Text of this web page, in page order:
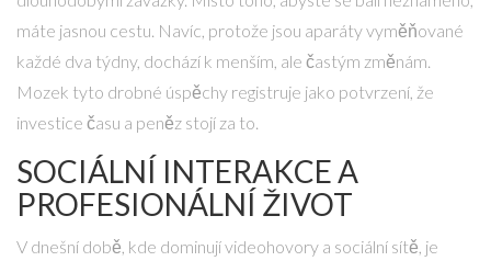
máte jasnou cestu. Navíc, protože jsou aparáty vyměňované
každé dva týdny, dochází k menším, ale častým změnám.
Mozek tyto drobné úspěchy registruje jako potvrzení, že
investice času a peněz stojí za to.
SOCIÁLNÍ INTERAKCE A
PROFESIONÁLNÍ ŽIVOT
V dnešní době, kde dominují videohovory a sociální sítě, je